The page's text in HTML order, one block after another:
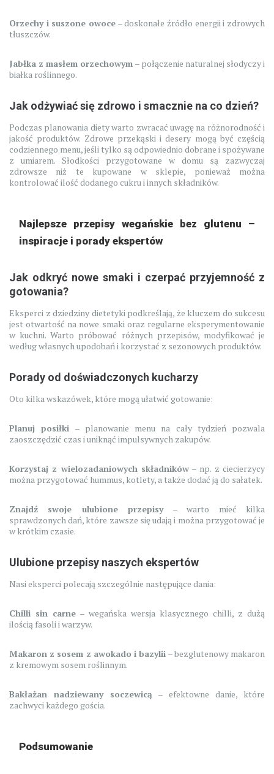
Orzechy i suszone owoce – doskonałe źródło energii i zdrowych
tłuszczów.
Jabłka z masłem orzechowym – połączenie naturalnej słodyczy i
białka roślinnego.
Jak odżywiać się zdrowo i smacznie na co dzień?
Podczas planowania diety warto zwracać uwagę na różnorodność i
jakość produktów. Zdrowe przekąski i desery mogą być częścią
codziennego menu, jeśli tylko są odpowiednio dobrane i spożywane
z umiarem. Słodkości przygotowane w domu są zazwyczaj
zdrowsze niż te kupowane w sklepie, ponieważ można
kontrolować ilość dodanego cukru i innych składników.
Najlepsze przepisy wegańskie bez glutenu –
inspiracje i porady ekspertów
Jak odkryć nowe smaki i czerpać przyjemność z
gotowania?
Eksperci z dziedziny dietetyki podkreślają, że kluczem do sukcesu
jest otwartość na nowe smaki oraz regularne eksperymentowanie
w kuchni. Warto próbować różnych przepisów, modyfikować je
według własnych upodobań i korzystać z sezonowych produktów.
Porady od doświadczonych kucharzy
Oto kilka wskazówek, które mogą ułatwić gotowanie:
Planuj posiłki – planowanie menu na cały tydzień pozwala
zaoszczędzić czas i uniknąć impulsywnych zakupów.
Korzystaj z wielozadaniowych składników– np. z ciecierzycy
można przygotować hummus, kotlety, a także dodać ją do sałatek.
Znajdź swoje ulubione przepisy– warto mieć kilka
sprawdzonych dań, które zawsze się udają i można przygotować je
w krótkim czasie.
Ulubione przepisy naszych ekspertów
Nasi eksperci polecają szczególnie następujące dania:
Chilli sin carne – wegańska wersja klasycznego chilli, z dużą
ilością fasoli i warzyw.
Makaron z sosem z awokado i bazylii – bezglutenowy makaron
z kremowym sosem roślinnym.
Bakłażan nadziewany soczewicą – efektowne danie, które
zachwyci każdego gościa.
Podsumowanie